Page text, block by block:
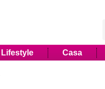
Lifestyle Casa